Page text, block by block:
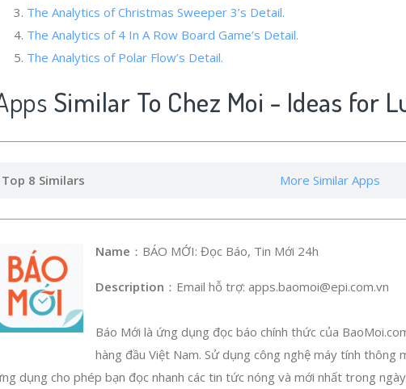
The Analytics of Christmas Sweeper 3’s Detail.
The Analytics of 4 In A Row Board Game’s Detail.
The Analytics of Polar Flow’s Detail.
Similar To Chez Moi - Ideas for
Top 8 Similars More Similar Apps
Name ：BÁO MỚI: Đọc Báo, Tin
Description ：Email hỗ trợ: apps.baomoi@epi.com.vn
Báo Mới là ứng dụng đọc báo chính thức của
hàng đầu Việt Nam. Sử dụng công nghệ máy tính thông
dụng cho phép bạn đọc nhanh các tin tức nóng và mới nhất trong